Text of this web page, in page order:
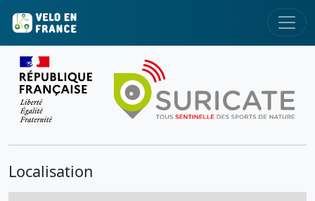
Localisation